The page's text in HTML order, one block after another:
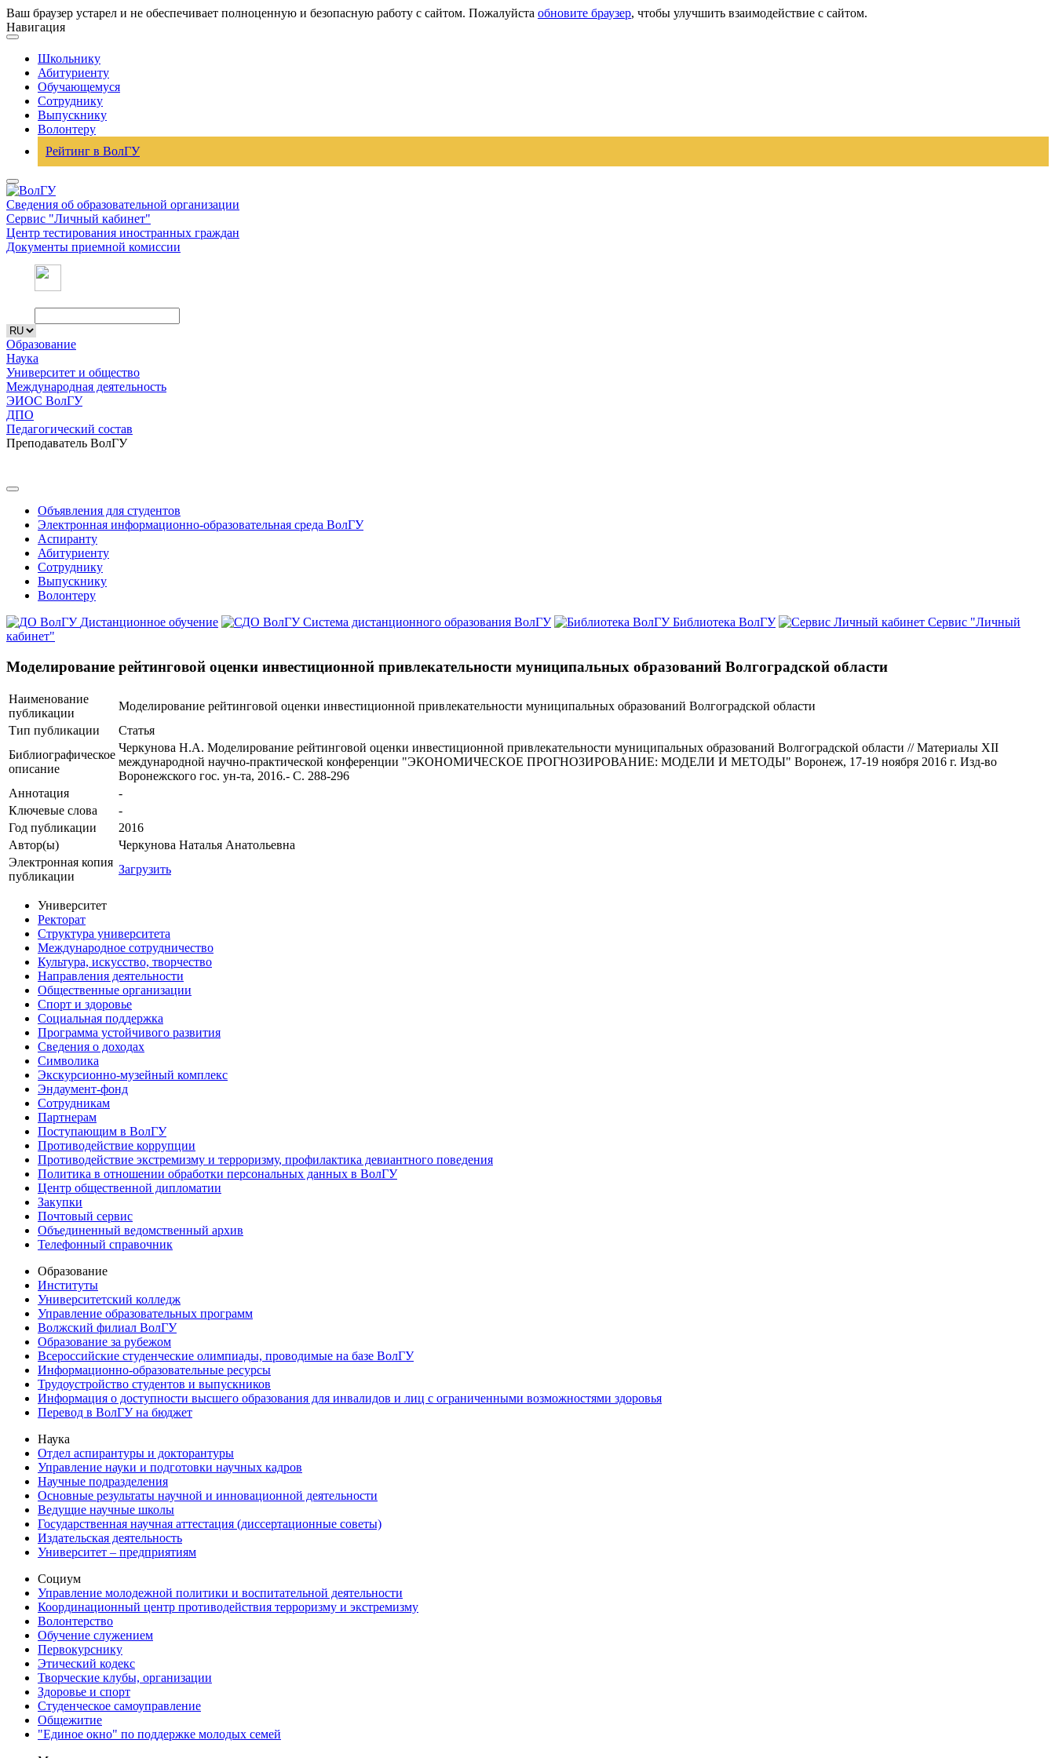
Ваш браузер устарел и не обеспечивает полноценную и безопасную работу с сайтом. Пожалуйста обновите браузер, чтобы улучшить взаимодействие с сайтом.
Навигация
Школьнику
Абитуриенту
Обучающемуся
Сотруднику
Выпускнику
Волонтеру
Рейтинг в ВолГУ
Сведения об образовательной организации
Сервис "Личный кабинет"
Центр тестирования иностранных граждан
Документы приемной комиссии
Образование
Наука
Университет и общество
Международная деятельность
ЭИОС ВолГУ
ДПО
Педагогический состав
Преподаватель ВолГУ
Объявления для студентов
Электронная информационно-образовательная среда ВолГУ
Аспиранту
Абитуриенту
Сотруднику
Выпускнику
Волонтеру
Дистанционное обучение
Система дистанционного образования ВолГУ Библиотека ВолГУ
Сервис "Личный
кабинет"
Моделирование рейтинговой оценки инвестиционной привлекательности муниципальных образований Волгоградской области
Наименование
публикации
Моделирование рейтинговой оценки инвестиционной привлекательности муниципальных образований Волгоградской области
Тип публикации
Статья
Библиографическое
описание
Черкунова Н.А. Моделирование рейтинговой оценки инвестиционной привлекательности муниципальных образований Волгоградской области // Материалы XII
международной научно-практической конференции "ЭКОНОМИЧЕСКОЕ ПРОГНОЗИРОВАНИЕ: МОДЕЛИ И МЕТОДЫ" Воронеж, 17-19 ноября 2016 г. Изд-во
Воронежского гос. ун-та, 2016.- С. 288-296
Аннотация
-
Ключевые cлова
-
Год публикации
2016
Автор(ы)
Черкунова Наталья Анатольевна
Электронная копия
публикации
Загрузить
Университет
Ректорат
Структура университета
Международное сотрудничество
Культура, искусство, творчество
Направления деятельности
Общественные организации
Спорт и здоровье
Социальная поддержка
Программа устойчивого развития
Сведения о доходах
Символика
Экскурсионно-музейный комплекс
Эндаумент-фонд
Сотрудникам
Партнерам
Поступающим в ВолГУ
Противодействие коррупции
Противодействие экстремизму и терроризму, профилактика девиантного поведения
Политика в отношении обработки персональных данных в ВолГУ
Центр общественной дипломатии
Закупки
Почтовый сервис
Объединенный ведомственный архив
Телефонный справочник
Образование
Институты
Университетский колледж
Управление образовательных программ
Волжский филиал ВолГУ
Образование за рубежом
Всероссийские студенческие олимпиады, проводимые на базе ВолГУ
Информационно-образовательные ресурсы
Трудоустройство студентов и выпускников
Информация о доступности высшего образования для инвалидов и лиц с ограниченными возможностями здоровья
Перевод в ВолГУ на бюджет
Наука
Отдел аспирантуры и докторантуры
Управление науки и подготовки научных кадров
Научные подразделения
Основные результаты научной и инновационной деятельности
Ведущие научные школы
Государственная научная аттестация (диссертационные советы)
Издательская деятельность
Университет – предприятиям
Социум
Управление молодежной политики и воспитательной деятельности
Координационный центр противодействия терроризму и экстремизму
Волонтерство
Обучение служением
Первокурснику
Этический кодекс
Творческие клубы, организации
Здоровье и спорт
Студенческое самоуправление
Общежитие
"Единое окно" по поддержке молодых семей